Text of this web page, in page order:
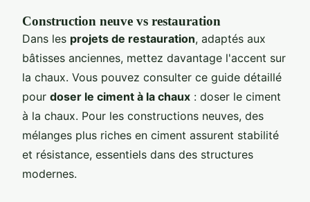
Construction neuve vs restauration
Dans les projets de restauration, adaptés aux
bâtisses anciennes, mettez davantage l'accent sur
la chaux. Vous pouvez consulter ce guide détaillé
pour doser le ciment à la chaux : doser le ciment
à la chaux. Pour les constructions neuves, des
mélanges plus riches en ciment assurent stabilité
et résistance, essentiels dans des structures
modernes.